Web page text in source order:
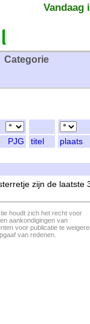
Vandaag
Categorie
PJG titel
plaats
zijn de laatste
houdt zich het recht voor
aankondigingen van
voor publicatie te
van redenen.